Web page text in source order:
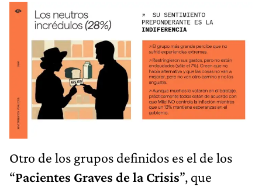
Otro de los grupos definidos es el de los
“Pacientes Graves de la Crisis”, que